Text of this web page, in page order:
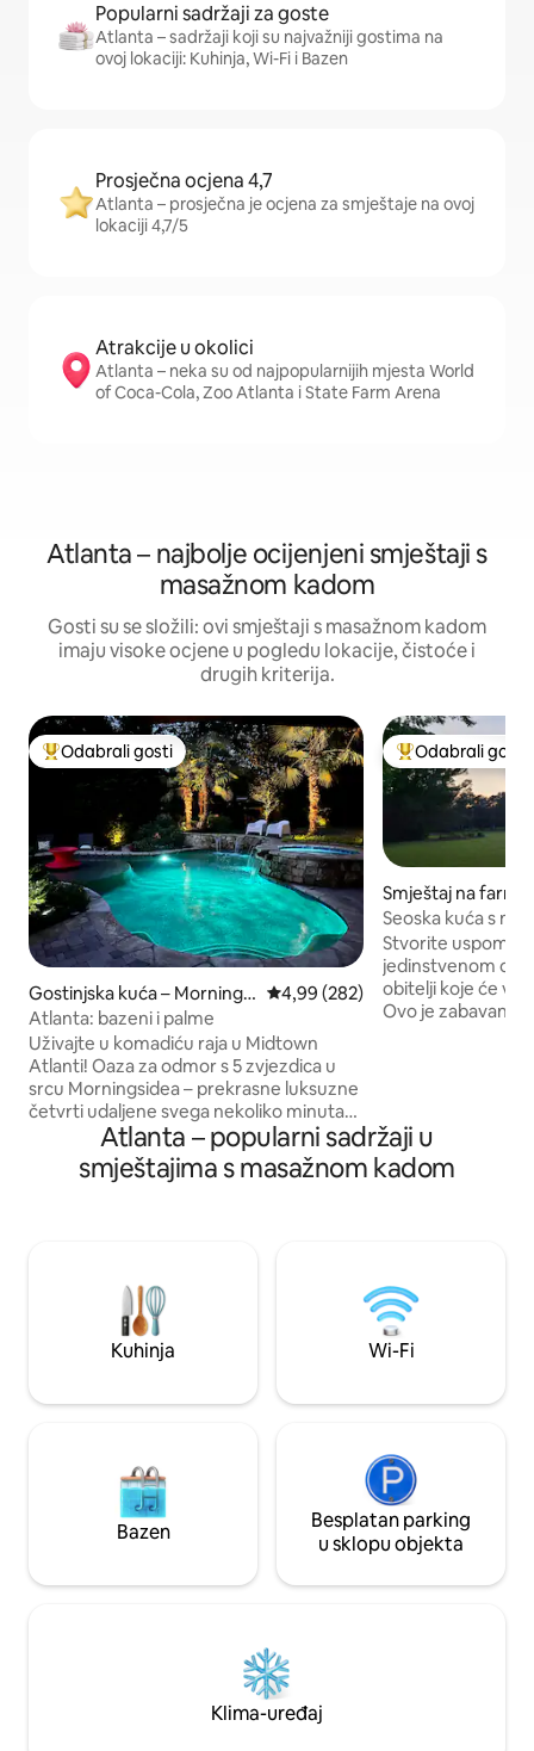
Popularni sadržaji za goste
Atlanta – sadržaji koji su najvažniji gostima na
ovoj lokaciji: Kuhinja, Wi-Fi i Bazen
Prosječna ocjena 4,7
Atlanta – prosječna je ocjena za smještaje na ovoj
lokaciji 4,7/5
Atrakcije u okolici
Atlanta – neka su od najpopularnijih mjesta World
of Coca-Cola, Zoo Atlanta i State Farm Arena
Atlanta – najbolje ocijenjeni smještaji s
masažnom kadom
Gosti su se složili: ovi smještaji s masažnom kadom
imaju visoke ocjene u pogledu lokacije, čistoće i
drugih kriterija.
Među najviše rangiranima s oznakom „Odabrali gosti”
Odabrali gosti
Gostinjska kuća – Morningsi
de/Lenox Park
Prosječna ocjena: 4,99/5,
4,99 (282)
Atlanta: bazeni i palme
Uživajte u komadiću raja u Midtown
Atlanti! Oaza za odmor s 5 zvjezdica u
srcu Morningsidea – prekrasne luksuzne
četvrti udaljene svega nekoliko minuta
od središta grada. Opustite se u ovom
mirnom, lijepo uređenom smještaju s
privatnim bazenom sa slanom vodom i
besplatno. Pitajte domaćina koliko bi
koštalo za najviše 10 gostiju. Nekoliko
minuta hoda do trgovine, restorana,
Atlanta Belt-line, Piedmont Park,
I75/I85
Među najviše
Odabrali gosti
Smještaj na farmi
Seoska kuća s
igraonicom i
Stvorite
jedinstvenom
obitelji koje će
Ovo je zabavan
vježbanje, stolni
nogomet,
igralište,
objektu.
Atlanta – popularni sadržaji u
smještajima s masažnom kadom
Kuhinja Wi-Fi
Bazen
Besplatan parking
u sklopu objekta
Klima-uređaj